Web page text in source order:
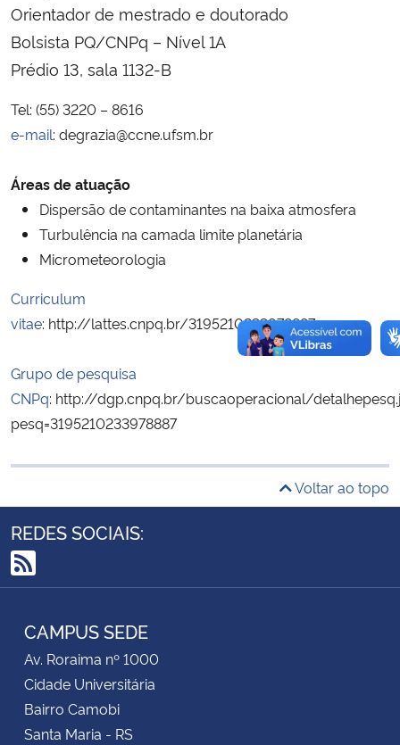
Ministério do Desenvolvimento Regional
Controladoria-Geral da União
Ministério da Mulher, da Família e dos Direitos Humanos
Secretaria de Governo
Gabinete de Segurança Institucional
Advocacia-Geral da União
Planalto
Orientador de mestrado e doutorado
Bolsista PQ/CNPq – Nível 1A
Prédio 13, sala 1132-B
Tel: (55) 3220 – 8616
e-mail: degrazia@ccne.ufsm.br
Áreas de atuação
Dispersão de contaminantes na baixa atmosfera
Turbulência na camada limite planetária
Micrometeorologia
Curriculum
vitae: http://lattes.cnpq.br/3195210233978887
Grupo de pesquisa
CNPq: http://dgp.cnpq.br/buscaoperacional/
pesq=3195210233978887
Voltar ao topo
REDES SOCIAIS:
RSS
CAMPUS SEDE
Av. Roraima nº 1000
Cidade Universitária
Bairro Camobi
Santa Maria - RS